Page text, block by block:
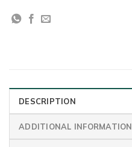
DESCRIPTION
ADDITIONAL INFORMATION